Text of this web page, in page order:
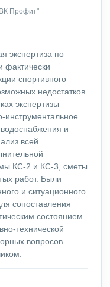
Профит"
экспертиза по
фактически
спортивного
недостатков
экспертизы
инструментальное
и
всей
КС-2 и КС-3, сметы
работ. Были
и ситуационного
сопоставления
состоянием
технической
вопросов